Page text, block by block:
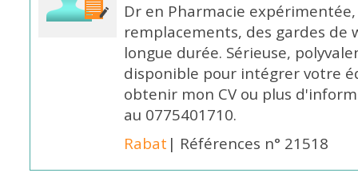
Dr en Pharmacie
remplacements, des gardes de
longue durée. Sérieuse,
disponible pour intégrer votre
obtenir mon CV ou plus
au 0775401710.
Rabat | Références n° 21518